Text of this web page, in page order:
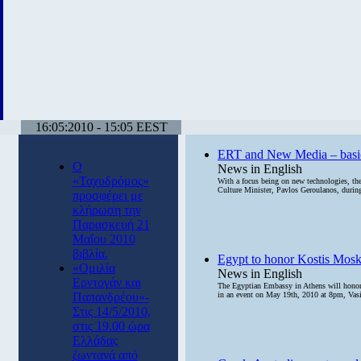
16:05:2010 - 15:05 EEST
Ο
«Ταχυδρόμος»
προσφέρει με
κλήρωση την
Παρασκευή 21
Μαΐου 2010
βιβλία.
«Ομιλία
Ερντογάν και
Παπανδρέου»-
Στις 14/5/2010,
στις 19.00 ώρα
Ελλάδας
ζωντανά από
ERT and New Media –
News in English
With a focus being on new technologies,
Culture Minister, Pavlos Geroulanos,
Egypt to honor Kostis
News in English
The Egyptian Embassy in Athens will
in an event on May 19th, 2010 at 8pm,